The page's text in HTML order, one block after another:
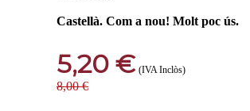
Castellà. Com a nou! Molt poc ús.
5,20 € (IVA Inclòs)
8,00 €